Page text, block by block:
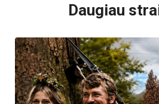
Daugiau